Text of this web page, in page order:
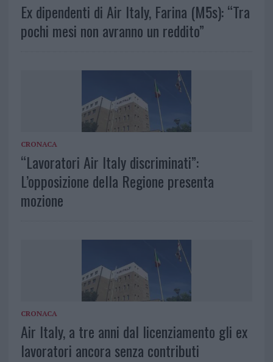
Ex dipendenti di Air Italy, Farina (M5s): “Tra
pochi mesi non avranno un reddito”
CRONACA
“Lavoratori Air Italy discriminati”:
L’opposizione della Regione presenta
mozione
CRONACA
Air Italy, a tre anni dal licenziamento gli ex
lavoratori ancora senza contributi